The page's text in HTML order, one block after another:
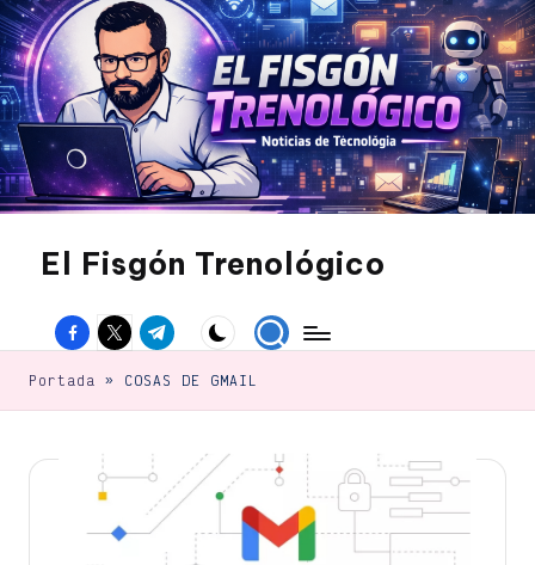
Saltar
al
contenido
El Fisgón Trenológico
sitio
noticias
tecnología
Facebook
Twitter
Canal
Telegram
Portada » COSAS DE GMAIL